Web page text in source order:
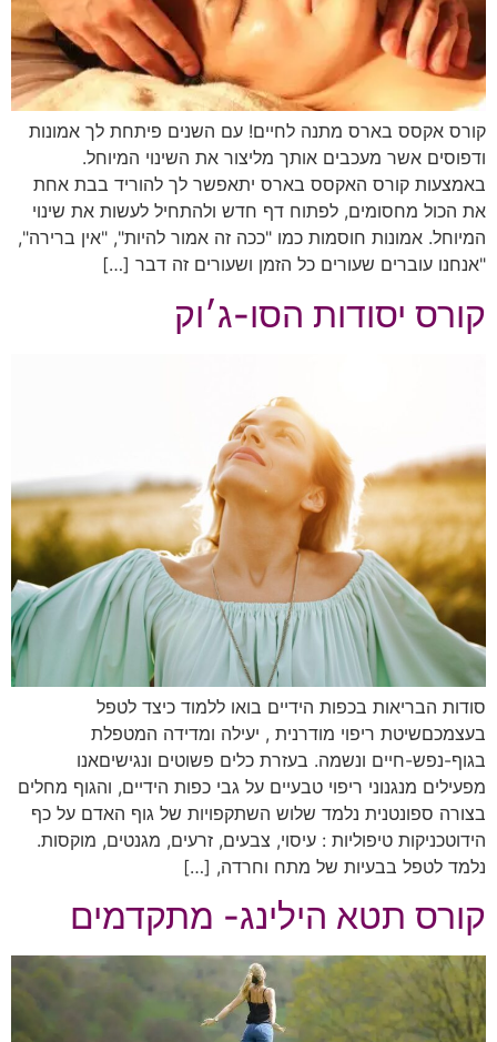
קורס אקסס בארס מתנה לחיים! עם השנים פיתחת לך אמונות
ודפוסים אשר מעכבים אותך מליצור את השינוי המיוחל.
באמצעות קורס האקסס בארס יתאפשר לך להוריד בבת אחת
את הכול מחסומים, לפתוח דף חדש ולהתחיל לעשות את שינוי
המיוחל. אמונות חוסמות כמו "ככה זה אמור להיות", "אין ברירה",
"אנחנו עוברים שעורים כל הזמן ושעורים זה דבר […]
קורס יסודות הסו-ג׳וק
סודות הבריאות בכפות הידיים בואו ללמוד כיצד לטפל
בעצמכםשיטת ריפוי מודרנית , יעילה ומדידה המטפלת
בגוף-נפש-חיים ונשמה. בעזרת כלים פשוטים ונגישיםאנו
מפעילים מנגנוני ריפוי טבעיים על גבי כפות הידיים, והגוף מחלים
בצורה ספונטנית נלמד שלוש השתקפויות של גוף האדם על כף
הידוטכניקות טיפוליות : עיסוי, צבעים, זרעים, מגנטים, מוקסות.
נלמד לטפל בבעיות של מתח וחרדה, […]
קורס תטא הילינג- מתקדמים